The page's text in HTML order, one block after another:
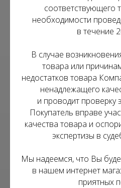
соответствующего
необходимости
в течение
В случае
товара или
недостатков товара
ненадлежащего
и проводит проверку
Покупатель вправе
качества товара и
экспертизы в
Мы надеемся, что Вы
в нашем интернет
приятных